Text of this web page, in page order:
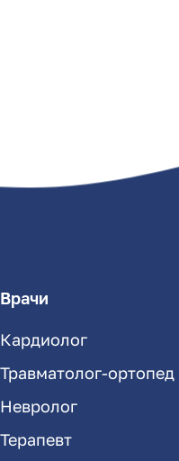
Врачи
Кардиолог
Травматолог-ортопед
Невролог
Терапевт